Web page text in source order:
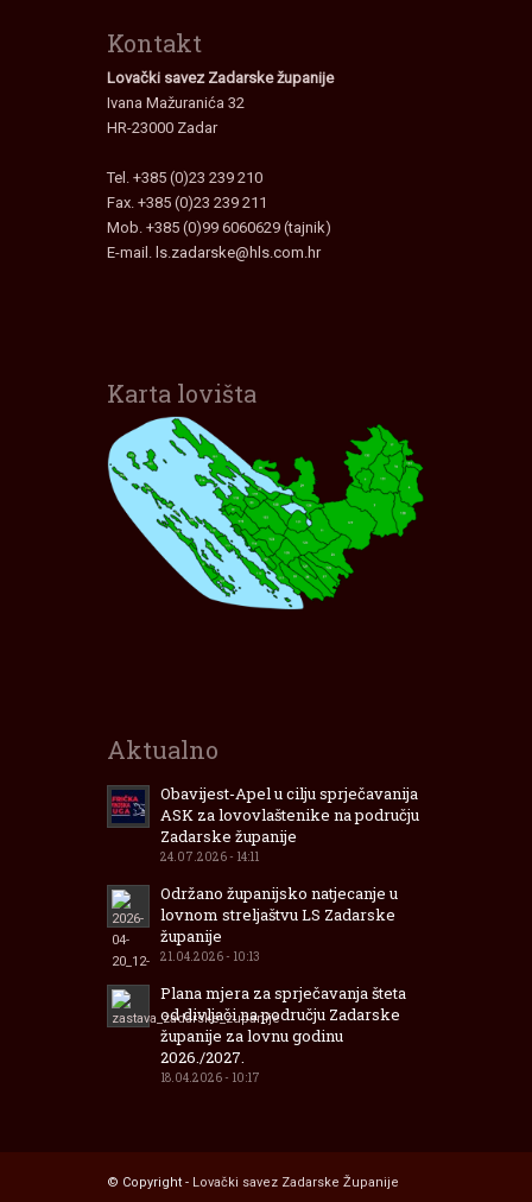
Kontakt
Lovački savez Zadarske županije
Ivana Mažuranića 32
HR-23000 Zadar
Tel. +385 (0)23 239 210
Fax. +385 (0)23 239 211
Mob. +385 (0)99 6060629 (tajnik)
E-mail. ls.zadarske@hls.com.hr
Karta lovišta
Interaktivna karta lovišta
Zadarske Županije
Aktualno
Obavijest-Apel u cilju sprječavanija
ASK za lovovlaštenike na području
Zadarske županije
24.07.2026 - 14:11
Održano županijsko natjecanje u
lovnom streljaštvu LS Zadarske
županije
21.04.2026 - 10:13
Plana mjera za sprječavanja šteta
od divljači na području Zadarske
županije za lovnu godinu
2026./2027.
18.04.2026 - 10:17
© Copyright - Lovački savez Zadarske Županije